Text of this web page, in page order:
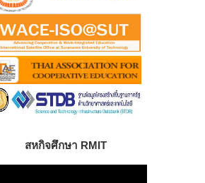
สหกิจศึกษา RMIT